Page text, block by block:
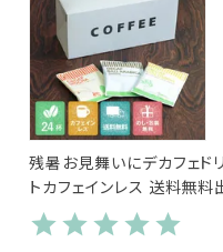
残暑お見舞いにデカフェド
トカフェインレス 送料無